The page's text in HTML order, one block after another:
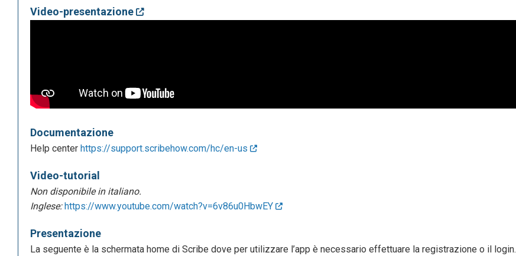
Video-presentazione
Documentazione
Help center https://support.scribehow.com/hc/en-us
Video-tutorial
Non disponibile in italiano.
Inglese: https://www.youtube.com/watch?v=6v86u0HbwEY
Presentazione
La seguente è la schermata home di Scribe dove per utilizzare l’app è necessario effettuare la registrazione o il login.